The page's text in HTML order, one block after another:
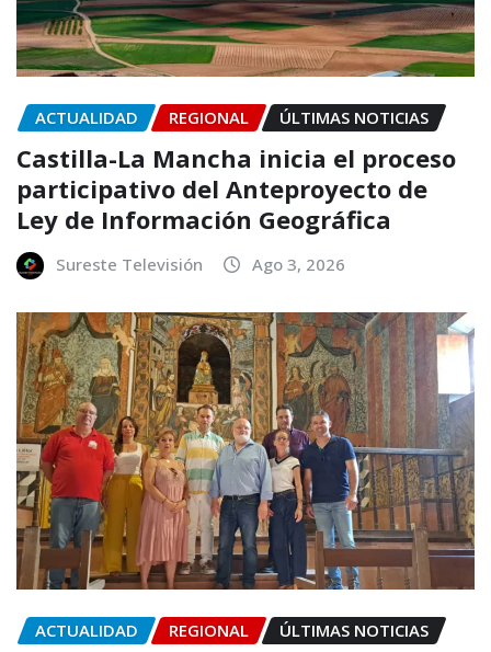
ACTUALIDAD REGIONAL ÚLTIMAS NOTICIAS
Castilla-La Mancha inicia el proceso
participativo del Anteproyecto de
Ley de Información Geográfica
Sureste Televisión Ago 3, 2026
ACTUALIDAD REGIONAL ÚLTIMAS NOTICIAS